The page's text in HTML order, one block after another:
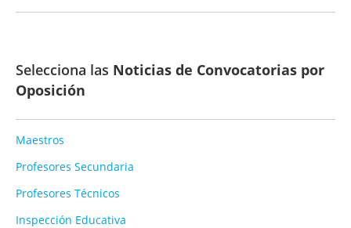
Selecciona las Noticias de Convocatorias por
Oposición
Maestros
Profesores Secundaria
Profesores Técnicos
Inspección Educativa